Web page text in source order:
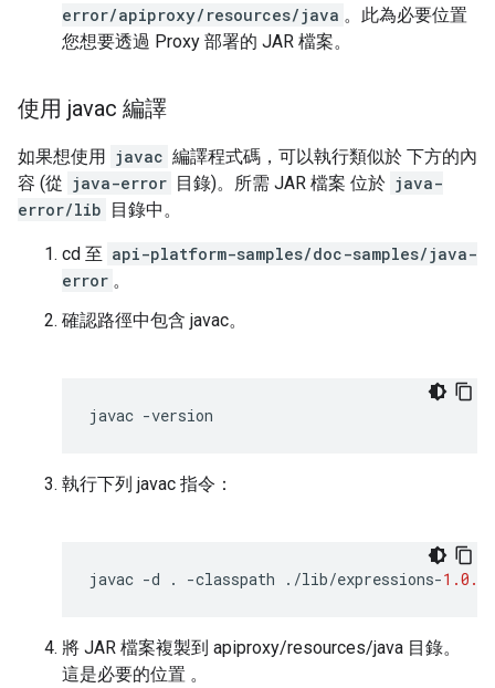
error/apiproxy/resources/java 。此為必要位置
您想要透過 Proxy 部署的 JAR 檔案。
使用 javac 編譯
如果想使用 javac 編譯程式碼，可以執行類似於 下方的內
容 (從 java-error 目錄)。所需 JAR 檔案 位於 java-
error/lib 目錄中。
cd 至 api-platform-samples/doc-samples/java-
error 。
確認路徑中包含 javac。
javac -version
執行下列 javac 指令：
javac -d . -classpath . /lib/expressions-1.0.0
將 JAR 檔案複製到 apiproxy/resources/java 目錄。
這是必要的位置 。